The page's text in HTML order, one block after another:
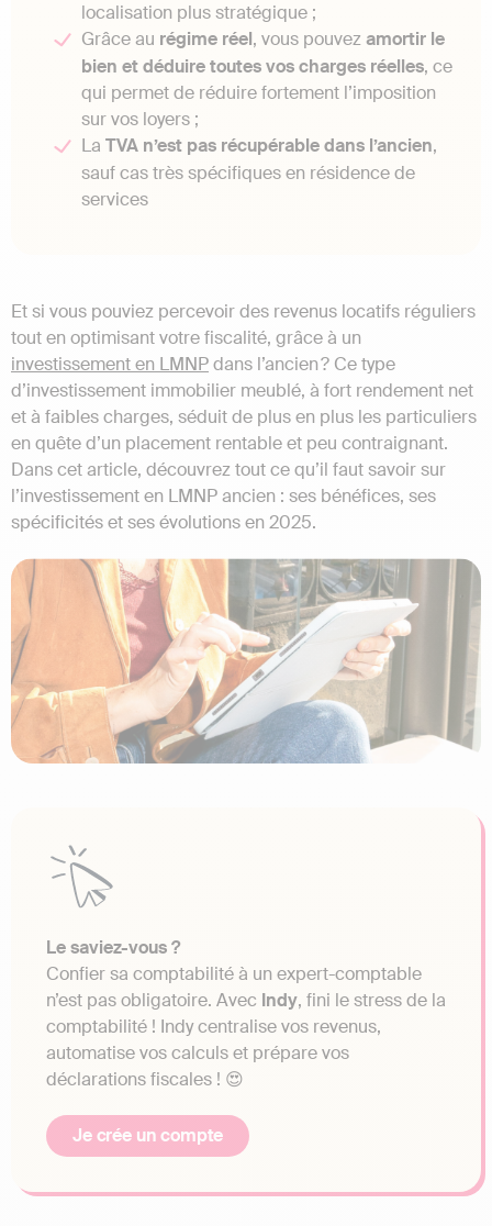
localisation plus stratégique ;
Grâce au régime réel, vous pouvezamortir le
bien et déduire toutes vos charges réelles, ce
qui permet de réduire fortement l’imposition
sur vos loyers ;
La TVA n’est pas récupérable dans l’ancien,
sauf cas très spécifiques en résidence de
services
Et si vous pouviez percevoir des revenus locatifs réguliers
tout en optimisant votre fiscalité, grâce à un
investissement en LMNPdans l’ancien ? Ce type
d’investissement immobilier meublé, à fort rendement net
et à faibles charges, séduit de plus en plus les particuliers
en quête d’un placement rentable et peu contraignant.
Dans cet article, découvrez tout ce qu’il faut savoir sur
l’investissement en LMNP ancien : ses bénéfices, ses
spécificités et ses évolutions en 2025.
Le saviez-vous ?
Confier sa comptabilité à un expert-comptable
n’est pas obligatoire. Avec Indy, fini le stress de la
comptabilité ! Indy centralise vos revenus,
automatise vos calculs et prépare vos
déclarations fiscales ! 😍
Je crée un compte